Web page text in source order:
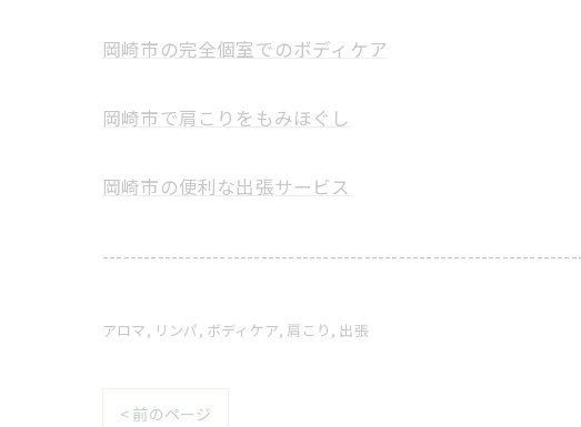
岡崎市の完全個室でのボディケア
岡崎市で肩こりをもみほぐし
岡崎市の便利な出張サービス
アロマ リンパ ボディケア 肩こり 出張
< 前のページ